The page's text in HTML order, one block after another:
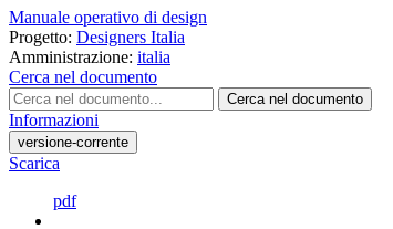
Manuale operativo di design
Progetto: Designers Italia
Amministrazione: italia
Cerca nel documento
Cerca nel documento
Informazioni
versione-corrente
Scarica
pdf